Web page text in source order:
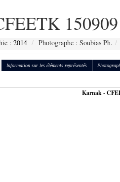
150909
: 2014 Photographe : Soubias Ph.
Information sur les éléments représentés